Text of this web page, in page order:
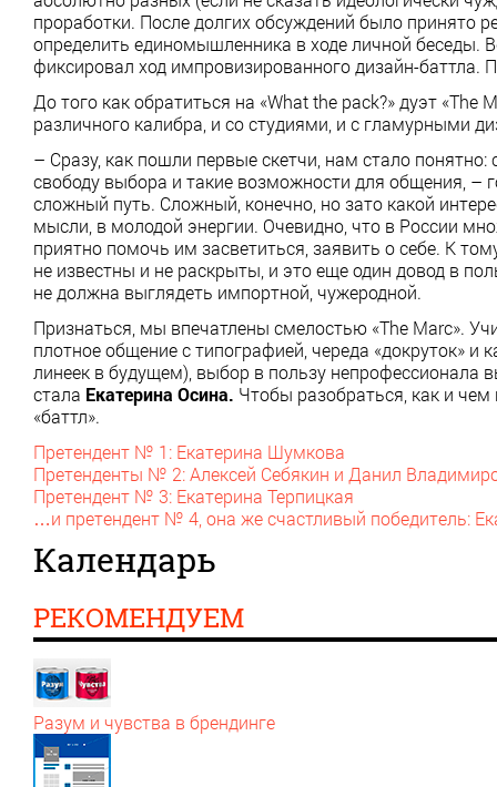
проработки. После долгих обсуждений было принято
определить единомышленника в ходе личной беседы.
фиксировал ход импровизированного дизайн-
До того как обратиться на «What the pack?» дуэт
различного калибра, и со студиями, и с гламурными
– Сразу, как пошли первые скетчи, нам стало
свободу выбора и такие возможности для общения,
сложный путь. Сложный, конечно, но зато какой
мысли, в молодой энергии. Очевидно, что в России
приятно помочь им засветиться, заявить о себе. К
не известны и не раскрыты, и это еще один довод в
не должна выглядеть импортной, чужеродной.
Признаться, мы впечатлены смелостью «The Marc».
плотное общение с типографией, череда «докруток»
линеек в будущем), выбор в пользу
стала Екатерина Осина. Чтобы разобраться, как и чем
«баттл».
Претендент № 1: Екатерина Шумкова
Претенденты № 2: Алексей Себякин и Данил
Претендент № 3: Екатерина Терпицкая
…и претендент № 4, она же счастливый победитель:
Календарь
РЕКОМЕНДУЕМ
Разум и чувства в брендинге